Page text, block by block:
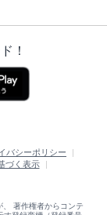
！
バシーポリシー
づく表示
著作権者からコンテ